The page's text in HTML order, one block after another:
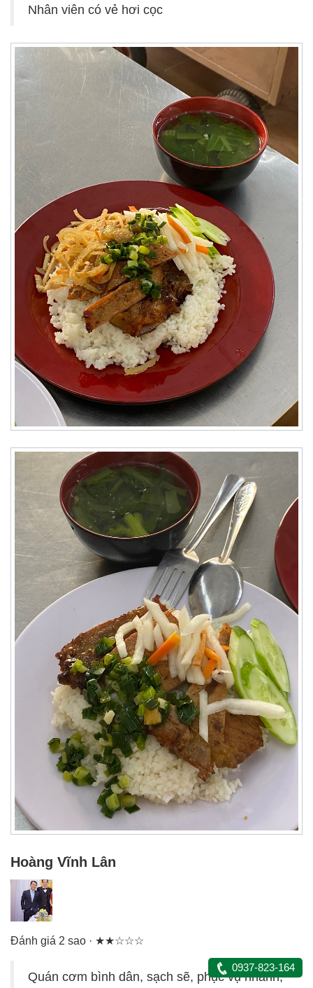
Nhân viên có vẻ hơi cọc
Hoàng Vĩnh Lân
Đánh giá 2 sao · ★★☆☆☆
Quán cơm bình dân, sạch sẽ, phục vụ nhanh,
0937-823-164